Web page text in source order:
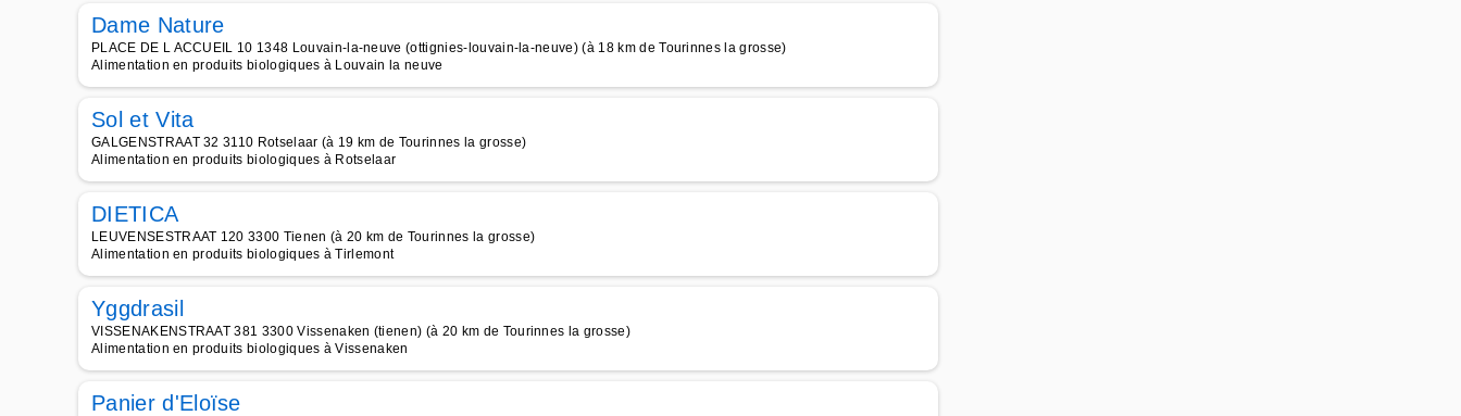
Dame Nature
PLACE DE L ACCUEIL 10 1348 Louvain-la-neuve (ottignies-louvain-la-neuve) (à 18 km de Tourinnes la grosse)
Alimentation en produits biologiques à Louvain la neuve
Sol et Vita
GALGENSTRAAT 32 3110 Rotselaar (à 19 km de Tourinnes la grosse)
Alimentation en produits biologiques à Rotselaar
DIETICA
LEUVENSESTRAAT 120 3300 Tienen (à 20 km de Tourinnes la grosse)
Alimentation en produits biologiques à Tirlemont
Yggdrasil
VISSENAKENSTRAAT 381 3300 Vissenaken (tienen) (à 20 km de Tourinnes la grosse)
Alimentation en produits biologiques à Vissenaken
Panier d'Eloïse